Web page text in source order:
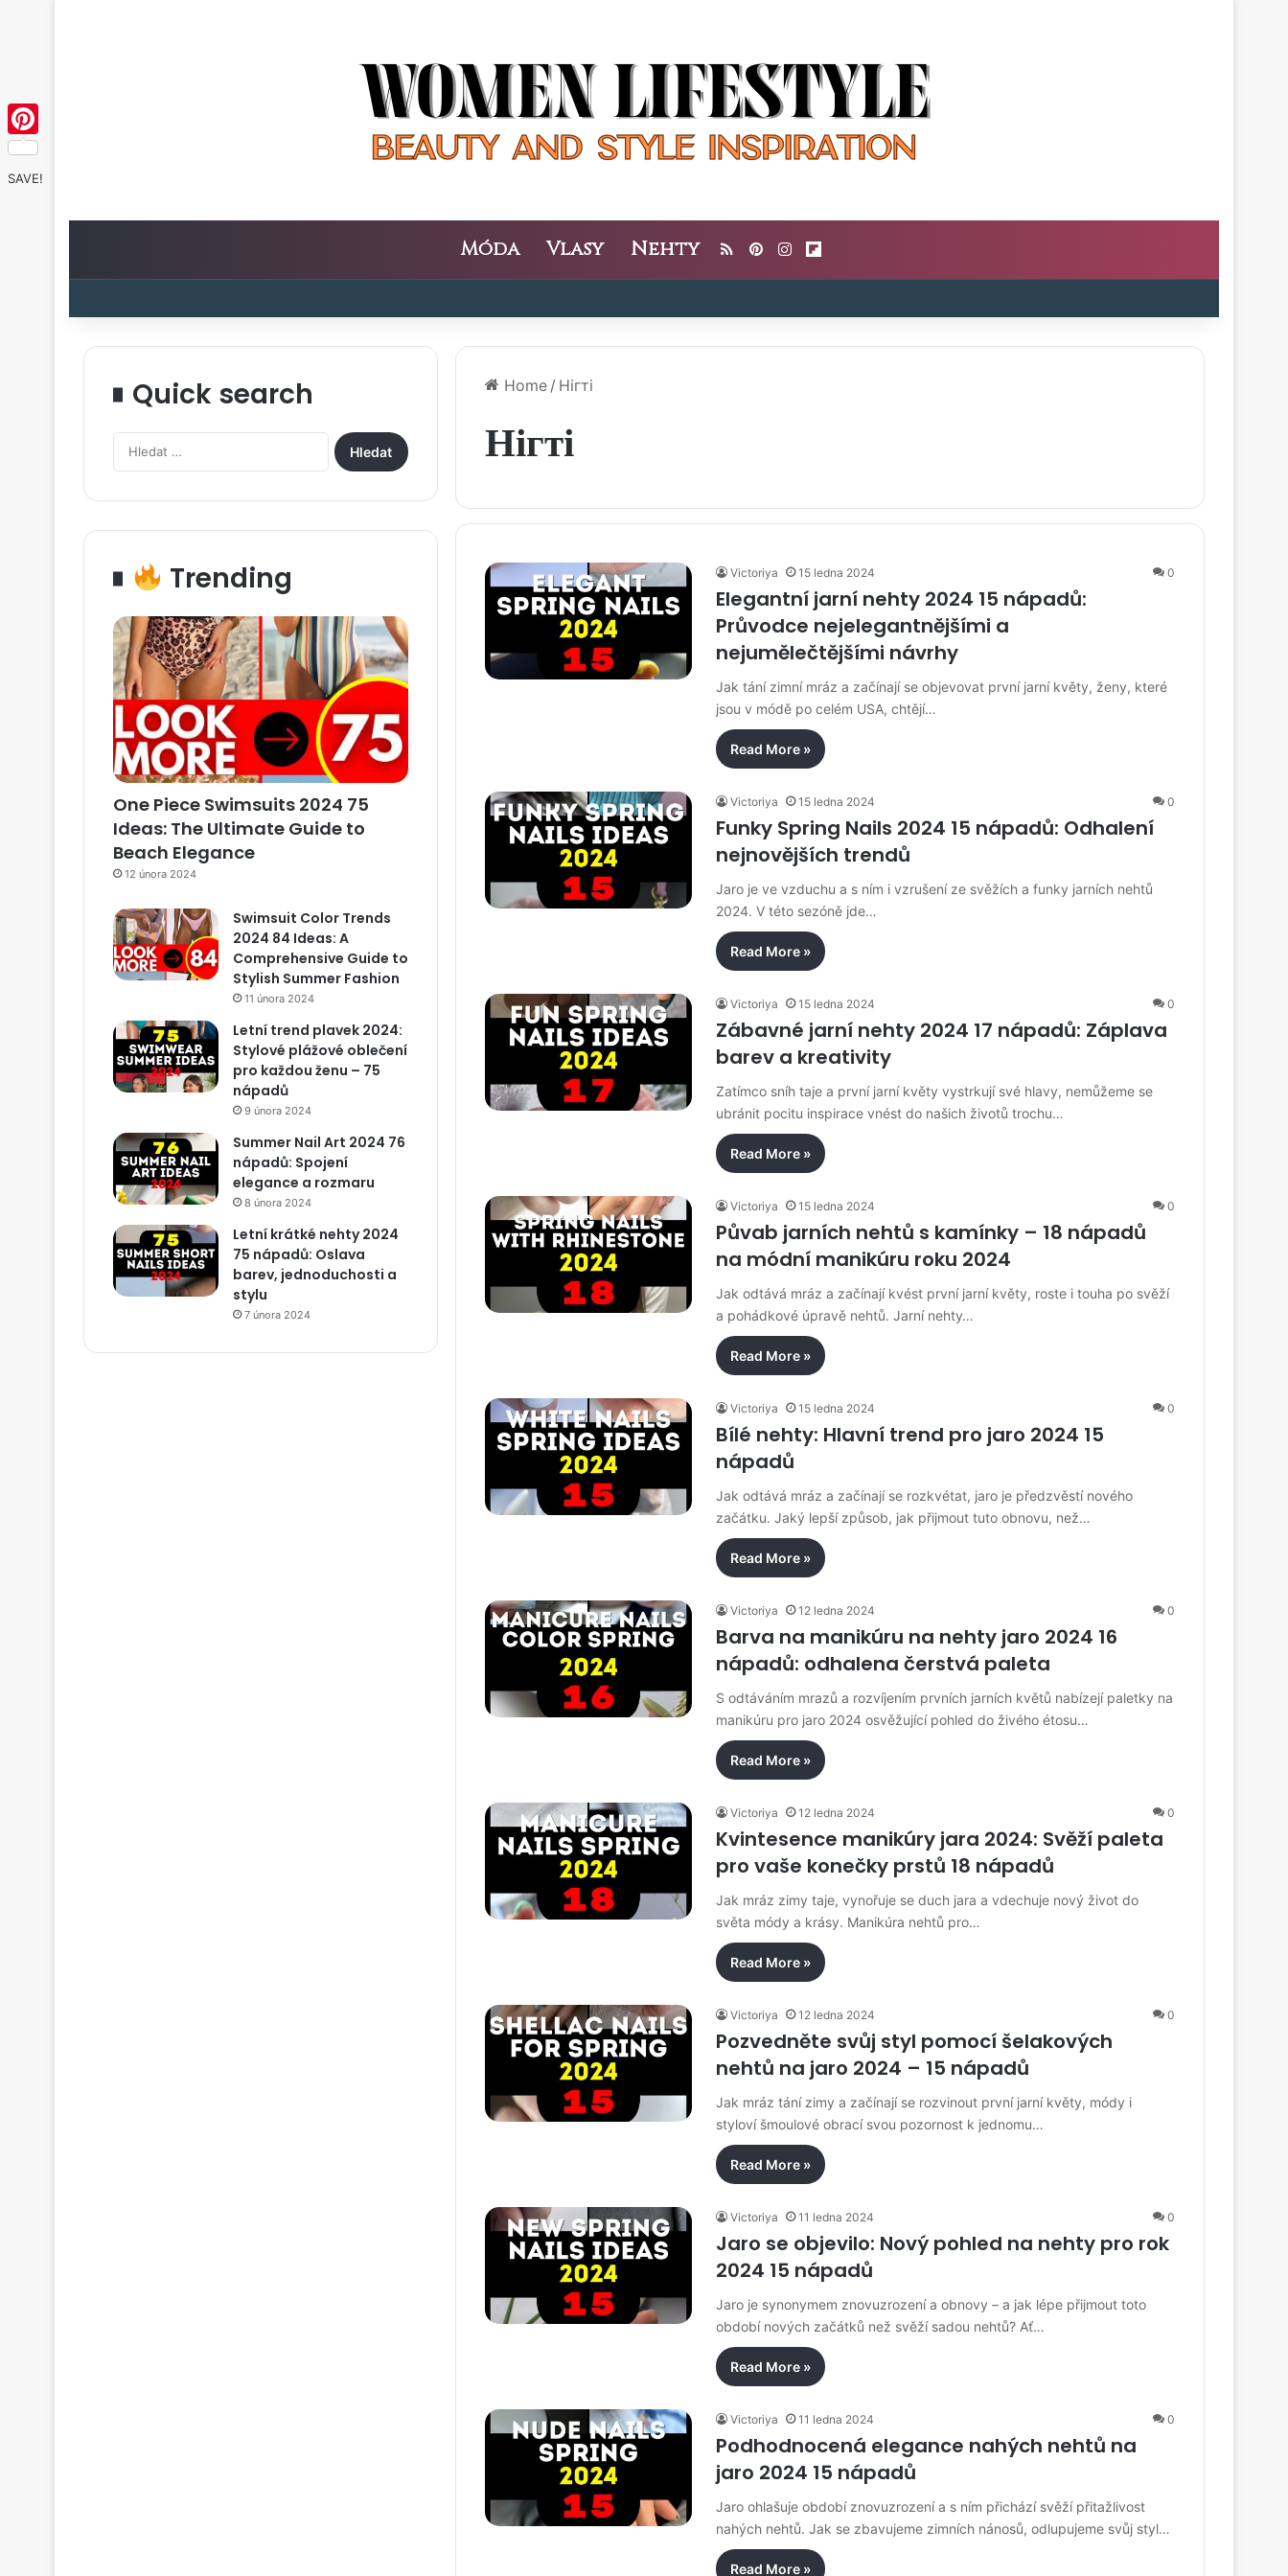
Móda Vlasy Nehty RSSPinterestInstagram
Home / Нігті
Нігті
Victoriya 15 ledna 2024 0
Elegantní jarní nehty 2024 15 nápadů:
Průvodce nejelegantnějšími a
nejumělečtějšími návrhy
Jak tání zimní mráz a začínají se objevovat první jarní květy, ženy, které
jsou v módě po celém USA, chtějí…
Read More »
Victoriya 15 ledna 2024 0
Funky Spring Nails 2024 15 nápadů: Odhalení
nejnovějších trendů
Jaro je ve vzduchu a s ním i vzrušení ze svěžích a funky jarních nehtů
2024. V této sezóně jde…
Read More »
Victoriya 15 ledna 2024 0
Zábavné jarní nehty 2024 17 nápadů: Záplava
barev a kreativity
Zatímco sníh taje a první jarní květy vystrkují své hlavy, nemůžeme se
ubránit pocitu inspirace vnést do našich životů trochu…
Read More »
Victoriya 15 ledna 2024 0
Půvab jarních nehtů s kamínky – 18 nápadů
na módní manikúru roku 2024
Jak odtává mráz a začínají kvést první jarní květy, roste i touha po svěží
a pohádkové úpravě nehtů. Jarní nehty…
Read More »
Victoriya 15 ledna 2024 0
Bílé nehty: Hlavní trend pro jaro 2024 15
nápadů
Jak odtává mráz a začínají se rozkvétat, jaro je předzvěstí nového
začátku. Jaký lepší způsob, jak přijmout tuto obnovu, než…
Read More »
Victoriya 12 ledna 2024 0
Barva na manikúru na nehty jaro 2024 16
nápadů: odhalena čerstvá paleta
S odtáváním mrazů a rozvíjením prvních jarních květů nabízejí paletky na
manikúru pro jaro 2024 osvěžující pohled do živého étosu…
Read More »
Victoriya 12 ledna 2024 0
Kvintesence manikúry jara 2024: Svěží paleta
pro vaše konečky prstů 18 nápadů
Jak mráz zimy taje, vynořuje se duch jara a vdechuje nový život do
světa módy a krásy. Manikúra nehtů pro…
Read More »
Victoriya 12 ledna 2024 0
Pozvedněte svůj styl pomocí šelakových
nehtů na jaro 2024 – 15 nápadů
Jak mráz tání zimy a začínají se rozvinout první jarní květy, módy i
styloví šmoulové obrací svou pozornost k jednomu…
Read More »
Victoriya 11 ledna 2024 0
Jaro se objevilo: Nový pohled na nehty pro rok
2024 15 nápadů
Jaro je synonymem znovuzrození a obnovy – a jak lépe přijmout toto
období nových začátků než svěží sadou nehtů? Ať…
Read More »
Victoriya 11 ledna 2024 0
Podhodnocená elegance nahých nehtů na
jaro 2024 15 nápadů
Jaro ohlašuje období znovuzrození a s ním přichází svěží přitažlivost
nahých nehtů. Jak se zbavujeme zimních nánosů, odlupujeme svůj styl…
Read More »
Quick search
Vyhledávání
Trending
One Piece Swimsuits 2024 75
Ideas: The Ultimate Guide to
Beach Elegance
12 února 2024
Swimsuit Color Trends
2024 84 Ideas: A
Comprehensive Guide to
Stylish Summer Fashion
11 února 2024
Letní trend plavek 2024:
Stylové plážové oblečení
pro každou ženu – 75
nápadů
9 února 2024
Summer Nail Art 2024 76
nápadů: Spojení
elegance a rozmaru
8 února 2024
Letní krátké nehty 2024
75 nápadů: Oslava
barev, jednoduchosti a
stylu
7 února 2024
Pinterest
SAVE!